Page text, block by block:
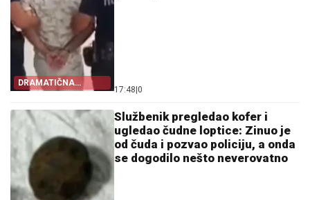
DRAMATIČNA
AKCIJA
17:48 0
Službenik pregledao kofer i
ugledao čudne loptice: Zinuo je
od čuda i pozvao policiju, a onda
se dogodilo nešto neverovatno